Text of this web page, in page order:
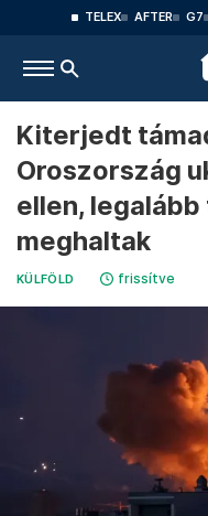
TELEX AFTER G7
Kiterjedt
Oroszország
ellen,
meghaltak
KÜLFÖLD frissítve